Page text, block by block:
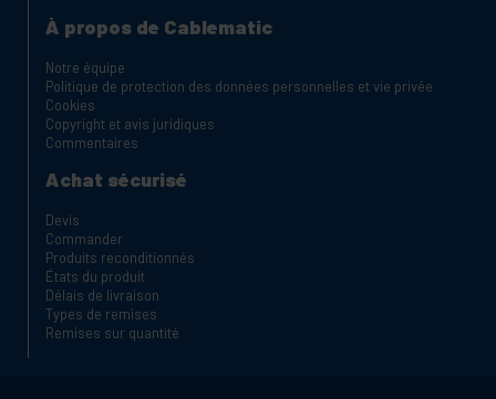
À propos de Cablematic
Notre équipe
Politique de protection des données personnelles et vie privée
Cookies
Copyright et avis juridiques
Commentaires
Achat sécurisé
Devis
Commander
Produits reconditionnés
États du produit
Délais de livraison
Types de remises
Remises sur quantité